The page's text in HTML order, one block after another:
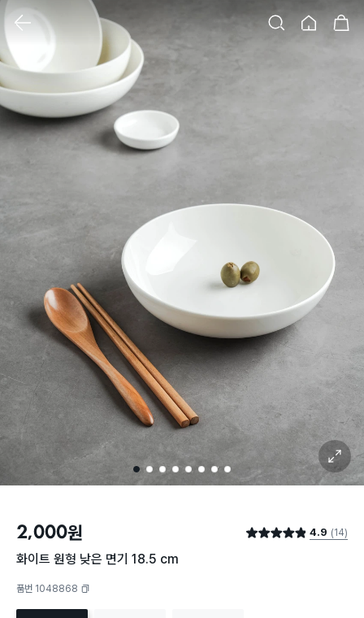
클릭 시 이미지 확대 보기 팝업 열림
1 2 3 4 5 6 7 8
확대 보기
2,000원 별점 4.9점 4.9 (14)
화이트 원형 낮은 면기 18.5 cm
품번 1048868